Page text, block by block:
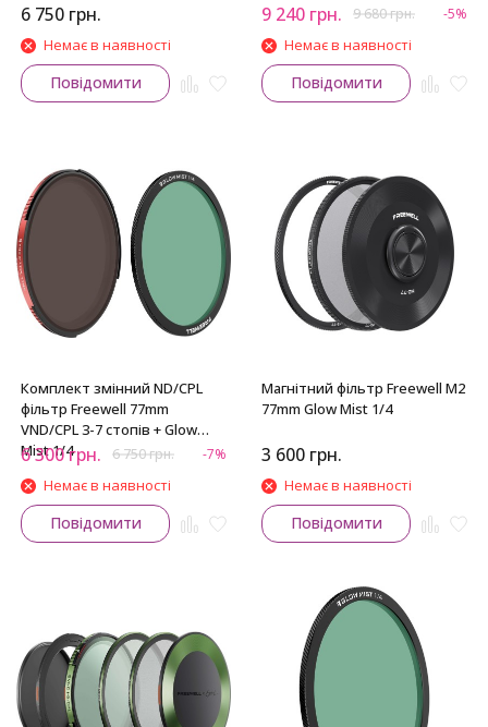
6 750 грн.
Немає в наявності
Повідомити
9 240 грн. 9 680грн. -5%
Немає в наявності
Повідомити
Комплект змінний ND/CPL
фільтр Freewell 77mm
VND/CPL 3-7 стопів + Glow
Mist 1/4
6 300грн. 6 750грн. -7%
Немає в наявності
Повідомити
Магнітний фільтр Freewell M2
77mm Glow Mist 1/4
3 600 грн.
Немає в наявності
Повідомити